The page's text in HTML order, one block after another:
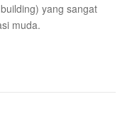
yang sangat
muda.